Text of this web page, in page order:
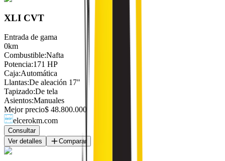
XLI CVT
Entrada de gama
0km
Combustible:Nafta
Potencia:171 HP
Caja:Automática
Llantas:De aleación 17"
Tapizado:De tela
Asientos:Manuales
Mejor precio$ 48.800.000
elcerokm.com
Consultar
Ver detalles
Comparar